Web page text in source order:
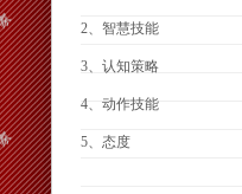
2、智慧技能
3、认知策略
4、动作技能
5、态度